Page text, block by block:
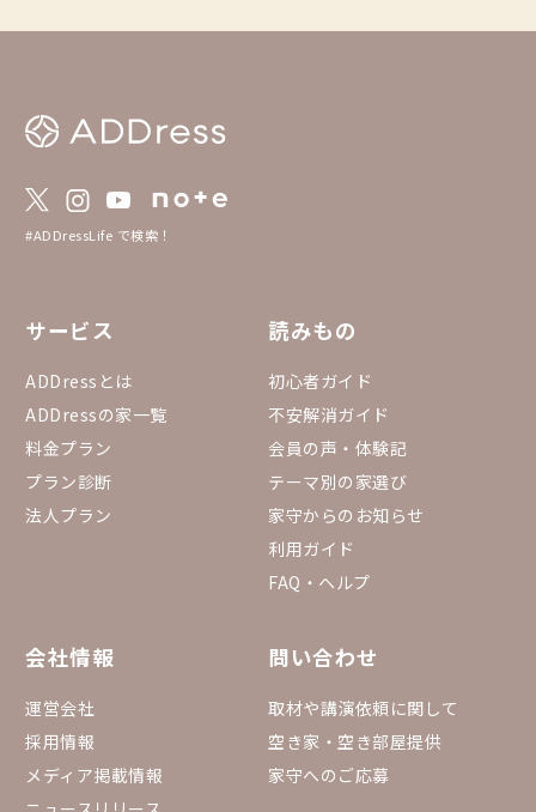
#ADDressLife で検索！
サービス
ADDressとは
ADDressの家一覧
料金プラン
プラン診断
法人プラン
読みもの
初心者ガイド
不安解消ガイド
会員の声・体験記
テーマ別の家選び
家守からのお知らせ
利用ガイド
FAQ・ヘルプ
会社情報
運営会社
採用情報
メディア掲載情報
問い合わせ
取材や講演依頼に関して
空き家・空き部屋提供
家守へのご応募